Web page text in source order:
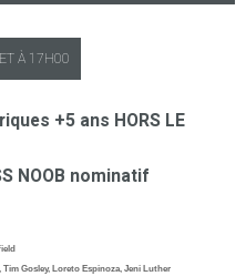
ET À 17H00
+5 ans HORS LE
NOOB nominatif
Gosley, Loreto Espinoza, Jeni Luther